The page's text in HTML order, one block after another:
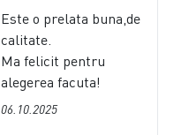
Este o prelata buna,de
calitate.
Ma felicit pentru
alegerea facuta!
06.10.2025